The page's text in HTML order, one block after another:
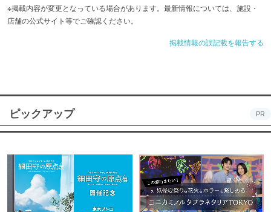
※掲載内容が変更となっている場合があります。最新情報については、施設・
店舗の公式サイト等でご確認ください。
掲載情報の誤記載を報告する
ピックアップ PR